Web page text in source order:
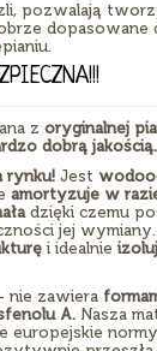
pozwalają
dopasowane
z oryginalnej
dobrą jakością.
rynku! Jest
amortyzuje w
dzięki czemu
jej
i idealnie
- nie zawiera
A. Nasza
europejskie